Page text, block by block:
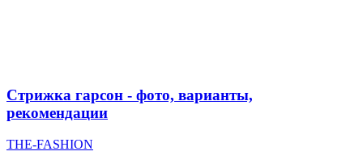
Стрижка гарсон - фото, варианты,
рекомендации
THE-FASHION